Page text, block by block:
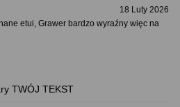
18 Luty 2026
etui, Grawer bardzo wyraźny więc na
TWÓJ TEKST